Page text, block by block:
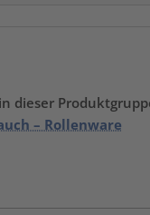
dieser
– Rollenware